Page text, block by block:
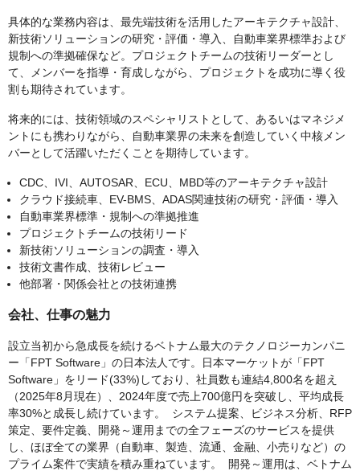
具体的な業務内容は、最先端技術を活用したアーキテクチャ設計、
新技術ソリューションの研究・評価・導入、自動車業界標準および
規制への準拠確保など。プロジェクトチームの技術リーダーとし
て、メンバーを指導・育成しながら、プロジェクトを成功に導く役
割も期待されています。
将来的には、技術領域のスペシャリストとして、あるいはマネジメ
ントにも携わりながら、自動車業界の未来を創造していく中核メン
バーとして活躍いただくことを期待しています。
CDC、IVI、AUTOSAR、ECU、MBD等のアーキテクチャ設計
クラウド接続車、EV-BMS、ADAS関連技術の研究・評価・導入
自動車業界標準・規制への準拠推進
プロジェクトチームの技術リード
新技術ソリューションの調査・導入
技術文書作成、技術レビュー
他部署・関係会社との技術連携
会社、仕事の魅力
設立当初から急成長を続けるベトナム最大のテクノロジーカンパニ
ー「FPT Software」の日本法人です。日本マーケットが「FPT
Software」をリード(33%)しており、社員数も連結4,800名を超え
（2025年8月現在）、2024年度で売上700億円を突破し、平均成長
率30%と成長し続けています。 システム提案、ビジネス分析、RFP
策定、要件定義、開発～運用までの全フェーズのサービスを提供
し、ほぼ全ての業界（自動車、製造、流通、金融、小売りなど）の
プライム案件で実績を積み重ねています。 開発～運用は、ベトナム